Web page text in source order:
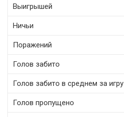
Выигрышей
Ничьи
Поражений
Голов забито
Голов забито в среднем за игру
Голов пропущено